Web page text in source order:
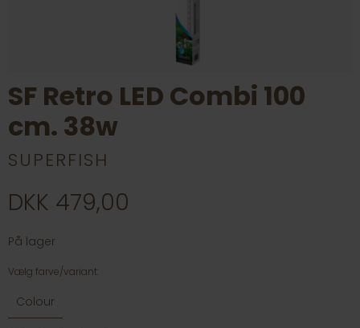
SF Retro LED Combi 100
cm. 38w
SUPERFISH
DKK 479,00
På lager
Vælg farve/variant:
Colour